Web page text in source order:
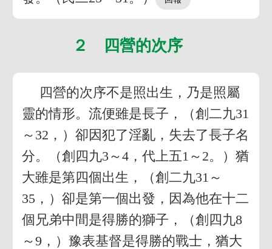
２ 四營的次序
四營的次序不是照出生，乃是照屬
靈的情形。流便雖是長子，（創二九31
～32，）卻因犯了淫亂，失去了長子名
分。（創四九3～4，代上五1～2。）猶
大雖是第四個出生，（創二九31～
35，）卻是第一個出發，因為他在十二
個兄弟中間是得勝的獅子，（創四九8
～9，）豫表基督是得勝的戰士，猶大